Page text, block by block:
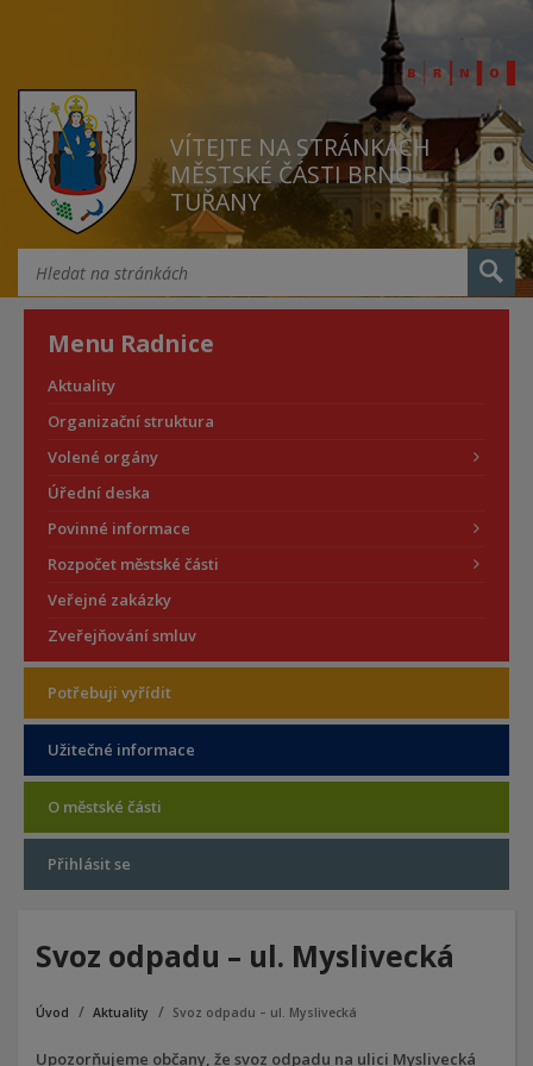
VÍTEJTE NA STRÁNKÁCH
MĚSTSKÉ ČÁSTI BRNO
TUŘANY
Menu Radnice
Aktuality
Organizační struktura
Volené orgány
Úřední deska
Povinné informace
Rozpočet městské části
Veřejné zakázky
Zveřejňování smluv
Potřebuji vyřídit
Užitečné informace
O městské části
Přihlásit se
Svoz odpadu – ul. Myslivecká
Úvod Aktuality Svoz odpadu – ul. Myslivecká
Upozorňujeme občany, že svoz odpadu na ulici Myslivecká